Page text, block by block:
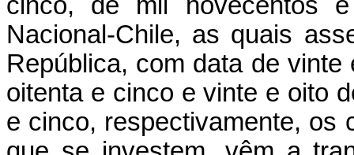
Nacional-Chile, as quais
República, com data de
oitenta e cinco e vinte e oito
e cinco, respectivamente, os